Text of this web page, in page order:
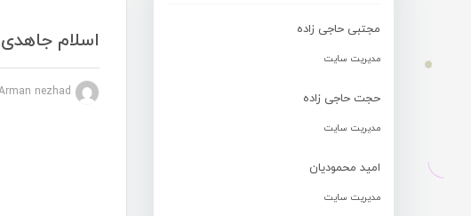
مجتبی حاجی زاده
مدیریت سایت
حجت حاجی زاده
مدیریت سایت
امید محمودیان
مدیریت سایت
اسلام جاهدی